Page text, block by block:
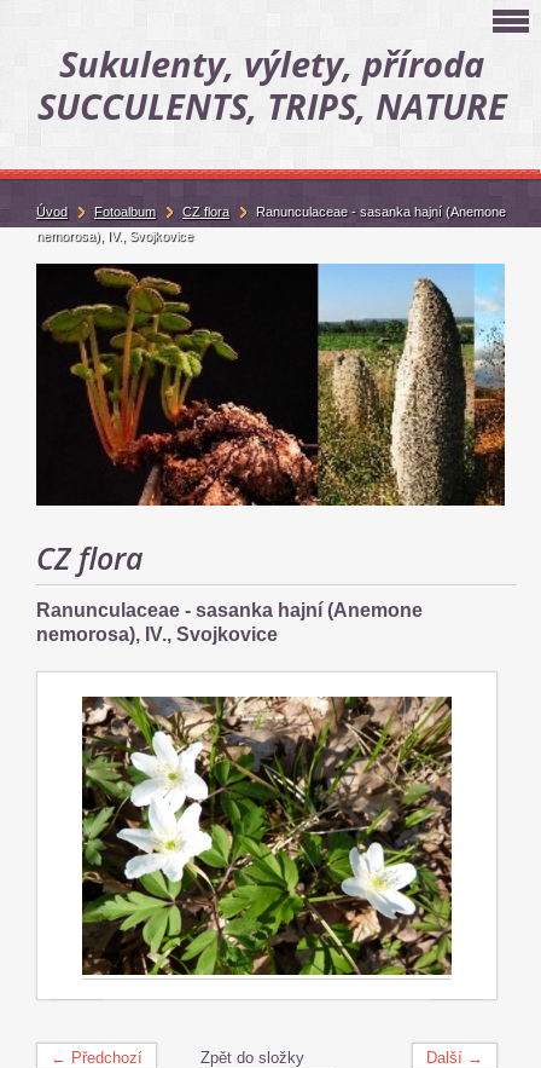
Sukulenty, výlety, příroda
SUCCULENTS, TRIPS, NATURE
CZ flora
Ranunculaceae - sasanka hajní (Anemone
nemorosa), IV., Svojkovice
← Předchozí Další →
Zpět do složky
Úvod Fotoalbum CZ flora
Ranunculaceae - sasanka hajní (Anemone
nemorosa), IV., Svojkovice